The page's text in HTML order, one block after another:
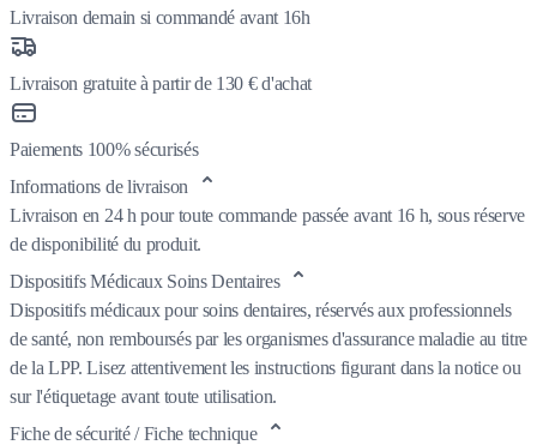
Livraison demain si commandé avant 16h
Livraison gratuite à partir de 130 € d'achat
Paiements 100% sécurisés
Informations de livraison
Livraison en 24 h pour toute commande passée avant 16 h, sous réserve
de disponibilité du produit.
Dispositifs Médicaux Soins Dentaires
Dispositifs médicaux pour soins dentaires, réservés aux professionnels
de santé, non remboursés par les organismes d'assurance maladie au titre
de la LPP. Lisez attentivement les instructions figurant dans la notice ou
sur l'étiquetage avant toute utilisation.
Fiche de sécurité / Fiche technique